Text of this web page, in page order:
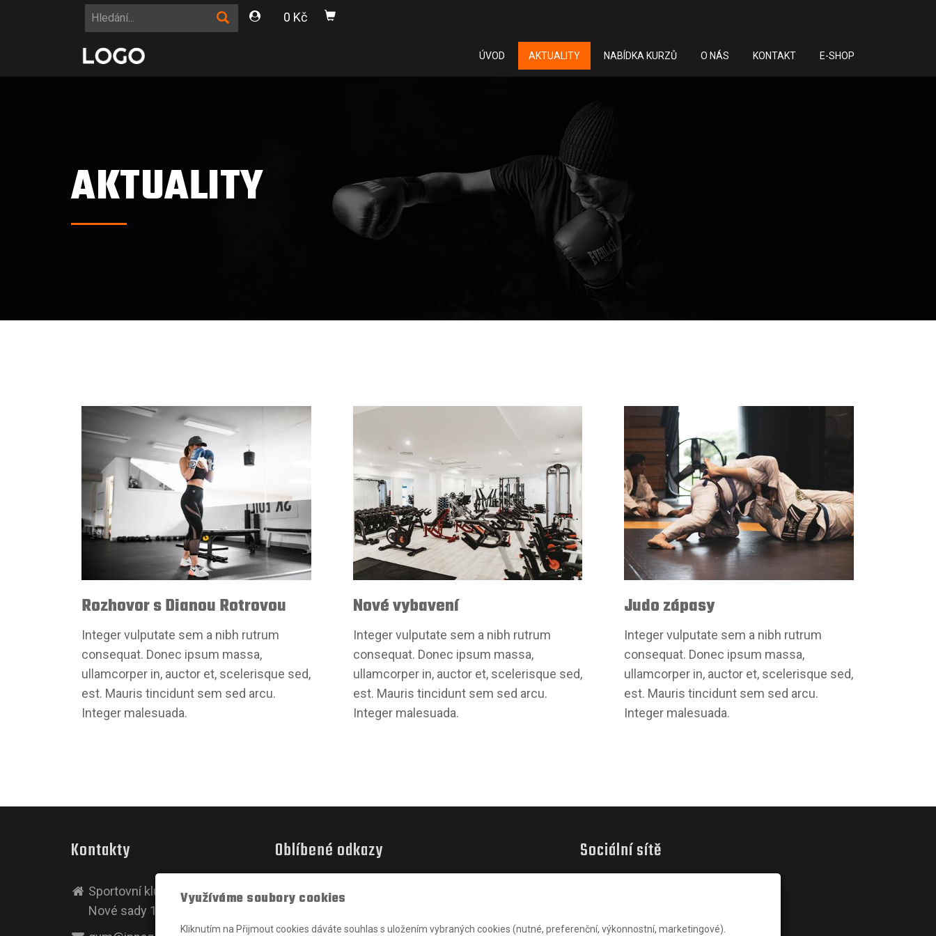
0 Kč
ÚVOD AKTUALITY NABÍDKA KURZŮ O NÁS KONTAKT E-SHOP
AKTUALITY
Rozhovor s Dianou Rotrovou
Integer vulputate sem a nibh rutrum
consequat. Donec ipsum massa,
ullamcorper in, auctor et, scelerisque sed,
est. Mauris tincidunt sem sed arcu.
Integer malesuada.
Nové vybavení
Integer vulputate sem a nibh rutrum
consequat. Donec ipsum massa,
ullamcorper in, auctor et, scelerisque sed,
est. Mauris tincidunt sem sed arcu.
Integer malesuada.
Judo zápasy
Integer vulputate sem a nibh rutrum
consequat. Donec ipsum massa,
ullamcorper in, auctor et, scelerisque sed,
est. Mauris tincidunt sem sed arcu.
Integer malesuada.
Kontakty
Sportovní klub
Nové sady 18, 602 00 Brno
Oblíbené odkazy
Karate
Sociální sítě
Využíváme soubory cookies
Kliknutím na Přijmout cookies dáváte souhlas s uložením vybraných cookies (nutné, preferenční, výkonnostní, marketingové).